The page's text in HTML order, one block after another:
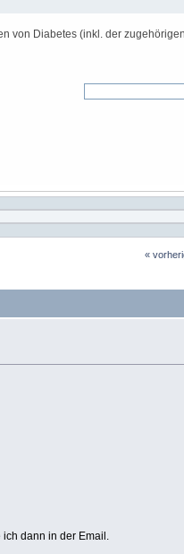
von Diabetes (inkl. der
«
dann in der Email.